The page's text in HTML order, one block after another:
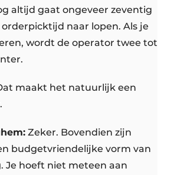
altijd gaat ongeveer zeventig
naar lopen. Als je
wordt de operator twee tot
maakt het natuurlijk een
Zeker. Bovendien zijn
budgetvriendelijke vorm van
Je hoeft niet meteen aan